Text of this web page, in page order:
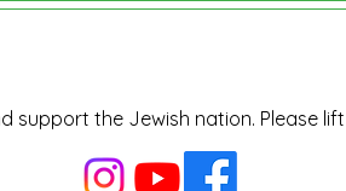
the Jewish nation. Please